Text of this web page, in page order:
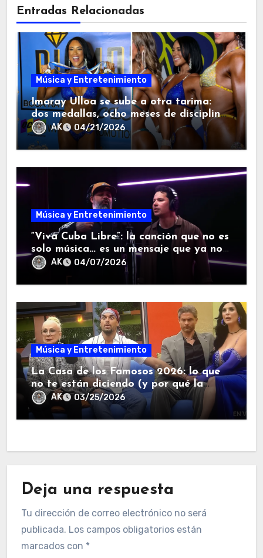
Entradas Relacionadas
Música y Entretenimiento
Imaray Ulloa se sube a otra tarima:
dos medallas, ocho meses de disciplina
y una lección que la diáspora entendió
enseguida.
AK 04/21/2026
Música y Entretenimiento
“Viva Cuba Libre”: la canción que no es
solo música… es un mensaje que ya no
se puede callar.
AK 04/07/2026
Música y Entretenimiento
La Casa de los Famosos 2026: lo que
no te están diciendo (y por qué la
salida de Kunno lo cambió todo).
AK 03/25/2026
Deja una respuesta
Tu dirección de correo electrónico no será
publicada. Los campos obligatorios están
marcados con *